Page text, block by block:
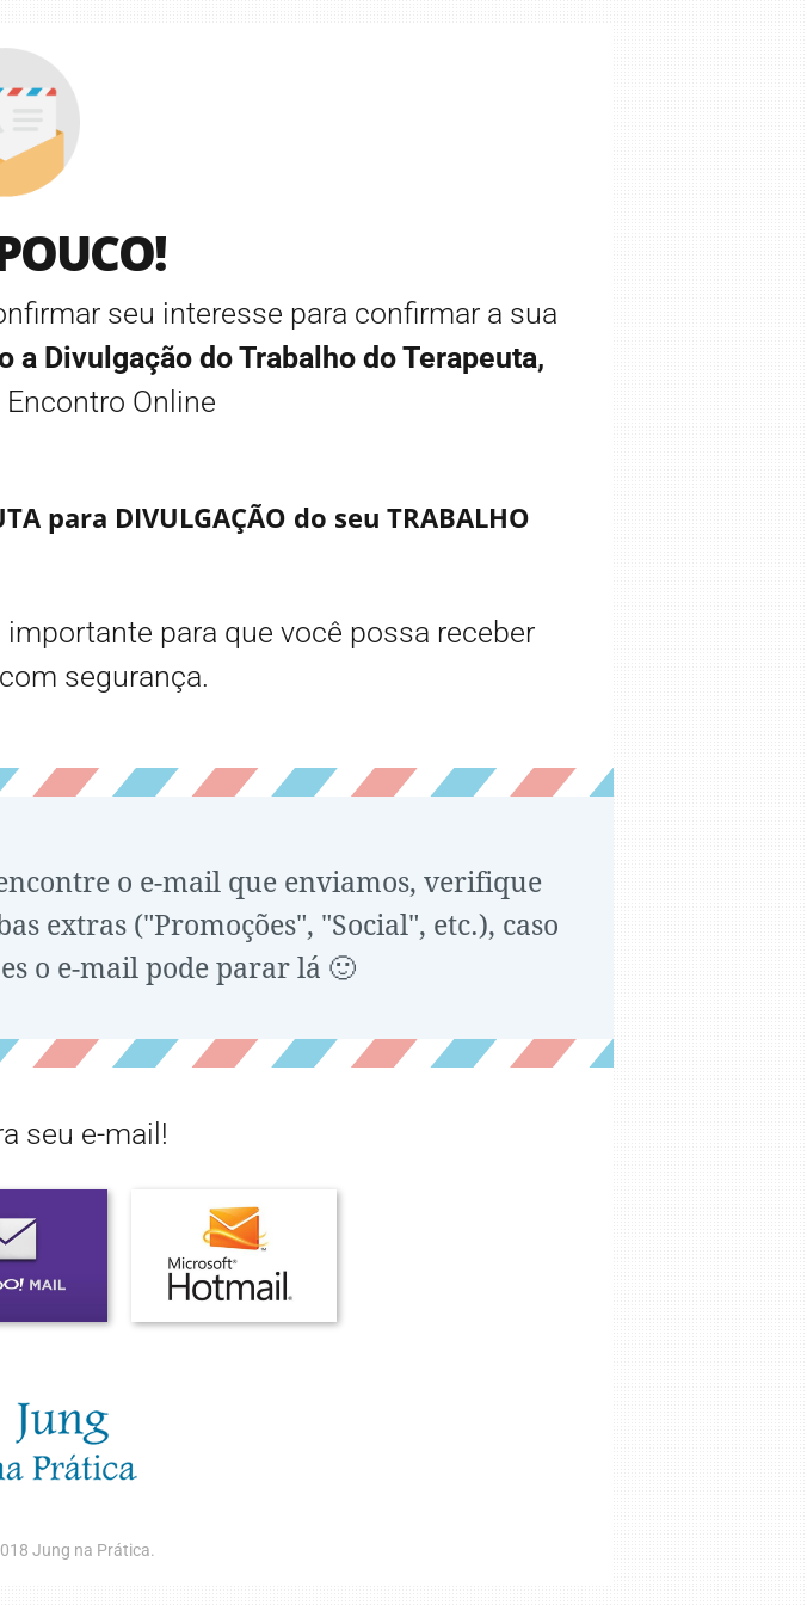
seu interesse para confirmar a sua
a Divulgação do Trabalho do Terapeuta,
Online
para DIVULGAÇÃO do seu TRABALHO
para que você possa receber
segurança.
o e-mail que enviamos, verifique
extras ("Promoções", "Social", etc.), caso
o e-mail pode parar lá 🙂
seu e-mail!
Jung na Prática.